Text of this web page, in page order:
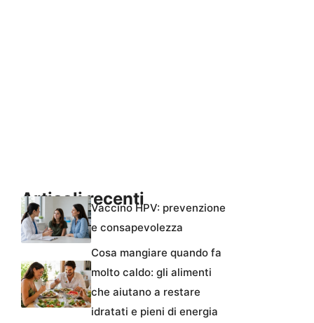
Articoli recentiVaccino HPV: prevenzione
e consapevolezza
Cosa mangiare quando fa
molto caldo: gli alimenti
che aiutano a restare
idratati e pieni di energia